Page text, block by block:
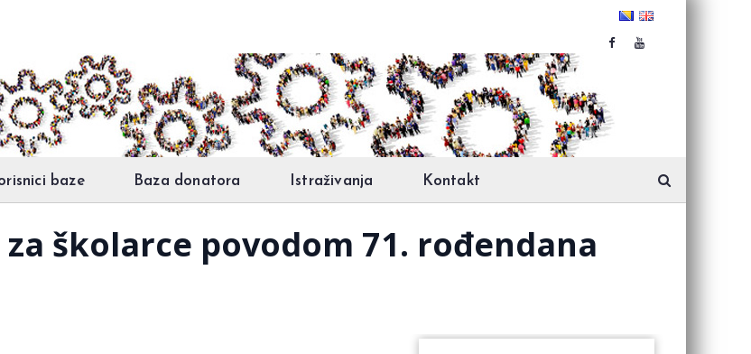
baze Baza donatora Istraživanja Kontakt
školarce povodom 71. rođendana